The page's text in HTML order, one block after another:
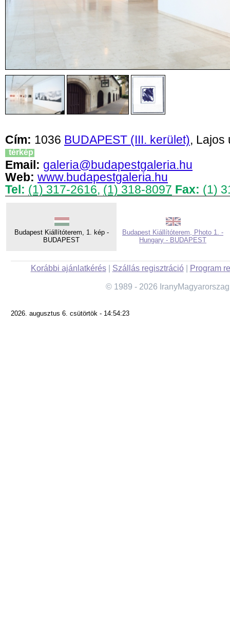
Cím: 1036 BUDAPEST (III. kerület), Lajos
térkép
Email: galeria@budapestgaleria.hu
Web: www.budapestgaleria.hu
Tel: (1) 317-2616, (1) 318-8097 Fax: (1)
Budapest Kiállítóterem, 1. kép -
BUDAPEST
Budapest Kiállítóterem, Photo 1. -
Hungary - BUDAPEST
Korábbi ajánlatkérés| Szállás regisztráció| Program
© 1989 - 2026
2026. augusztus 6. csütörtök - 14:54:23